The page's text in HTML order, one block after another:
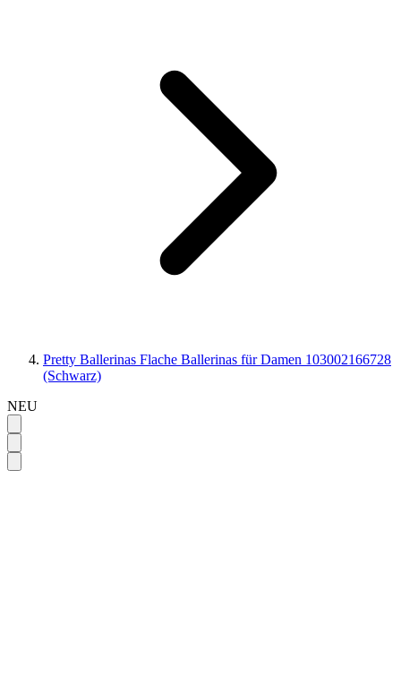
Pretty Ballerinas Flache Ballerinas für Damen 103002166728
(Schwarz)
NEU